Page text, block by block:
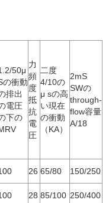
50μ
の衝動
排出
電圧
下の
力
頻
度
抵
抗
電
圧
二度
4/10の
μ sの高
い現在
の衝動
（KA）
2mS
SWの
through-
flow容量
A/18
26 65/80
150/250
28 85/100 250/400